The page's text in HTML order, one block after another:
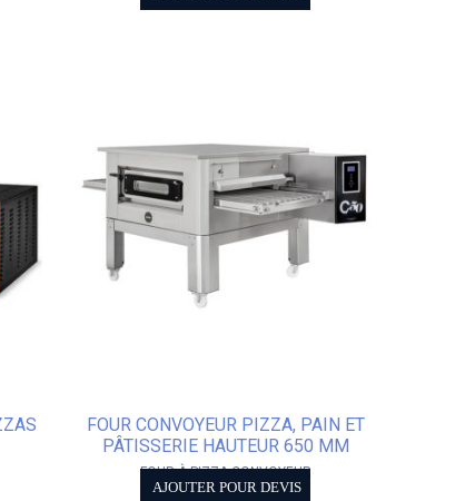
FOUR CONVOYEUR PIZZA, PAIN ET
PÂTISSERIE HAUTEUR 650 MM
FOUR À PIZZA CONVOYEUR
AJOUTER POUR DEVIS